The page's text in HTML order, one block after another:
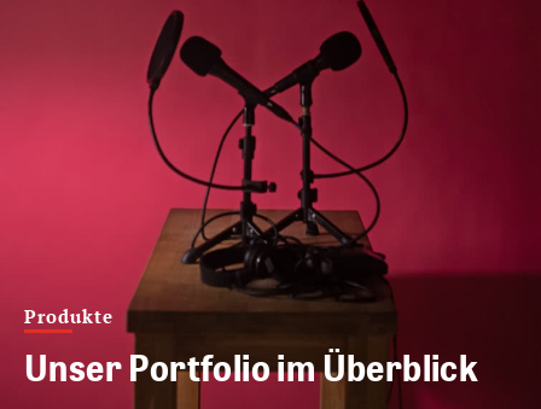
Produkte
Unser Portfolio im Überblick